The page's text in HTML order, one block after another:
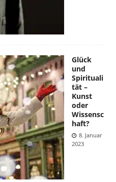
Glück
und
Spirituali
tät –
Kunst
oder
Wissensc
haft?
8. Januar
2023